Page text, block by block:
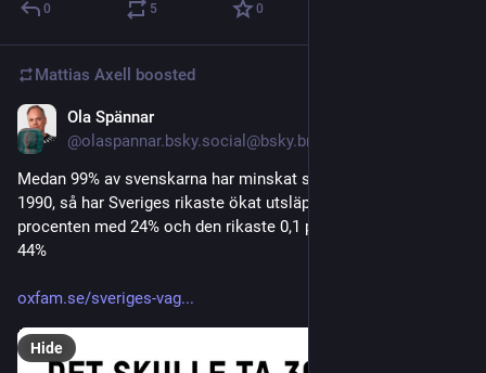
0 5 0
Mattias Axell boosted
Ola Spännar
@olaspannar.bsky.social@bsky.brid.gy
Medan 99% av svenskarna har minskat sina utsläpp sedan
1990, så har Sveriges rikaste ökat utsläppen. Den rikaste 1
procenten med 24% och den rikaste 0,1 procenten med hela
44%
oxfam.se/sveriges-vag...
Hide